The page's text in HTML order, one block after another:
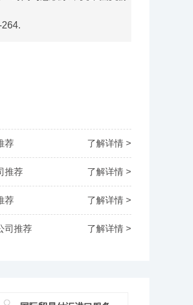
了解详情 >
荐
了解详情 >
推荐
了解详情 >
荐
了解详情 >
司推荐